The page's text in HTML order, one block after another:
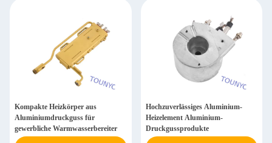
Kompakte Heizkörper aus
Aluminiumdruckguss für
gewerbliche Warmwasserbereiter
Hochzuverlässiges Aluminium-
Heizelement Aluminium-
Druckgussprodukte